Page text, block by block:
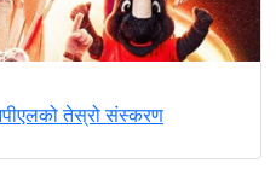
तेस्रो संस्करण